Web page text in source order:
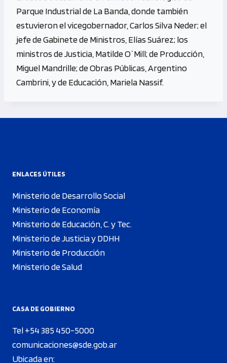
Parque Industrial de La Banda, donde también
estuvieron el vicegobernador, Carlos Silva Neder; el
jefe de Gabinete de Ministros, Elías Suárez; los
ministros de Justicia, Matilde O`Mill; de Producción,
Miguel Mandrille; de Obras Públicas, Argentino
Cambrini, y de Educación, Mariela Nassif.
ENLACES ÚTILES
Ministerio de Desarrollo Social
Ministerio de Economía
Ministerio de Educación, C. y Tec.
Ministerio de Justicia y DDHH
Ministerio de Producción
Ministerio de Salud
CASA DE GOBIERNO
Tel +54 385 450-5000
comunicaciones@sde.gob.ar
Ubicada en: